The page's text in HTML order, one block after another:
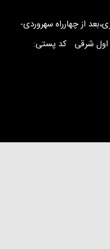
از چهارراه سهروردی-
اول شرقی کد پستی: